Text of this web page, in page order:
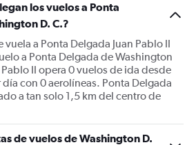
los vuelos a Ponta
D. C.?
vuela a Ponta Delgada Juan Pablo II
a Ponta Delgada de Washington
II opera 0 vuelos de ida desde
con 0 aerolíneas. Ponta Delgada
a tan solo 1,5 km del centro de
de vuelos de Washington D.